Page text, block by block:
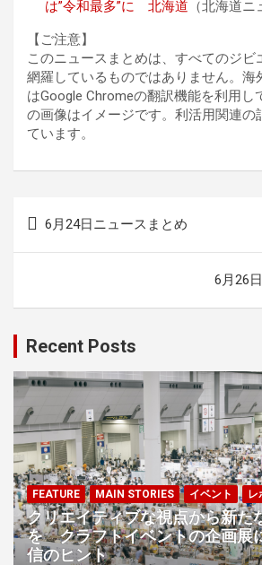
は”令和最多”に 北海道 （北海道ニ
【ご注意】
このニュースまとめは、すべてのジビ
網羅しているものではありません。海
はGoogle Chromeの翻訳機能を利用し
の画像はイメージです。利活用関連の
ています。
ー
シ
ョ
ン
6月24日ニュースまとめ
6月26
Recent Posts
FEATURE MAIN STORIES イベント レ
クリエイティブな視点から新た
を クラフトイベントの企画展
信のヒント